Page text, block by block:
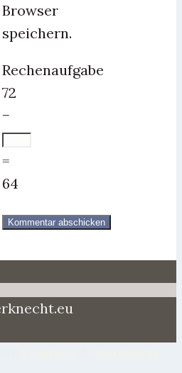
Browser
speichern.
Rechenaufgabe
72
−
=
64